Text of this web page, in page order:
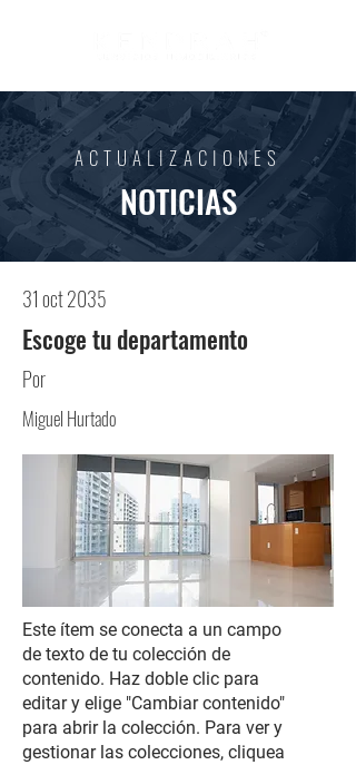
ACTUALIZACIONES
NOTICIAS
31 oct 2035
Escoge tu departamento
Por
Miguel Hurtado
Este ítem se conecta a un campo
de texto de tu colección de
contenido. Haz doble clic para
editar y elige "Cambiar contenido"
para abrir la colección. Para ver y
gestionar las colecciones, cliquea